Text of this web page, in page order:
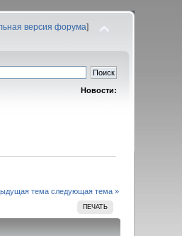
версия форума]
Новости:
тема следующая тема »
ПЕЧАТЬ